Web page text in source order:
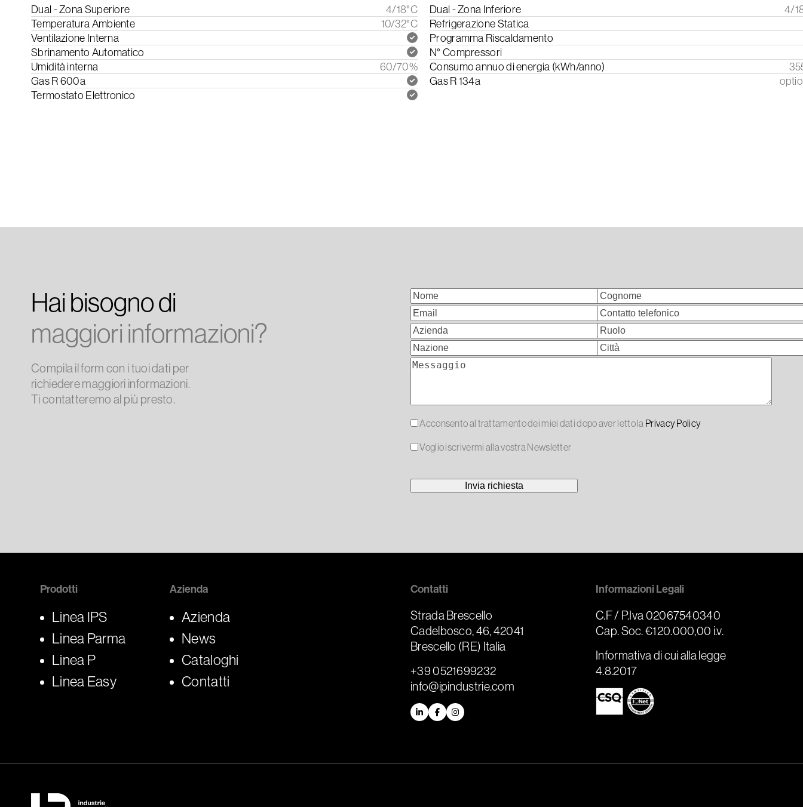
Dual - Zona Superiore 4/18°C Dual - Zona Inferiore
4/
Temperatura Ambiente
10/32°C
Refrigerazione Statica
Ventilazione Interna
Programma Riscaldamento
Sbrinamento Automatico
N° Compressori
Umidità interna
60/70% Consumo annuo di energia (kWh/anno)
Gas R 600a
Gas R 134a
Termostato Elettronico
Hai bisogno di
maggiori informazioni?
Compila il form con i tuoi dati per
richiedere maggiori informazioni.
Ti contatteremo al più presto.
Acconsento al trattamento dei miei dati dopo aver letto la Privacy Policy
Voglio iscrivermi alla vostra Newsletter
Prodotti
Linea IPS
Linea Parma
Linea P
Linea Easy
Azienda
Azienda
News
Cataloghi
Contatti
Contatti
Strada Brescello
Cadelbosco, 46, 42041
Brescello (RE) Italia
+39 0521699232
info@ipindustrie.com
LinkedInFacebookInstagram
Informazioni Legali
C.F / P.Iva 02067540340
Cap. Soc. €120.000,00 i.v.
Informativa di cui alla legge
4.8.2017